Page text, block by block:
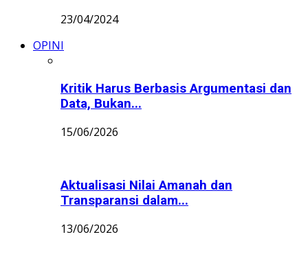
23/04/2024
OPINI
Kritik Harus Berbasis Argumentasi dan
Data, Bukan...
15/06/2026
Aktualisasi Nilai Amanah dan
Transparansi dalam...
13/06/2026